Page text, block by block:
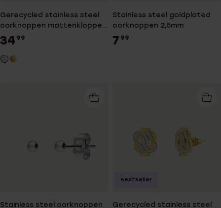
Gerecycled stainless steel
oorknoppen mattenklopper
kristal
34 99
Stainless steel goldplated
oorknoppen 2,5mm
7 99
Stainless steel oorknoppen
Gerecycled stainless steel
Bestseller